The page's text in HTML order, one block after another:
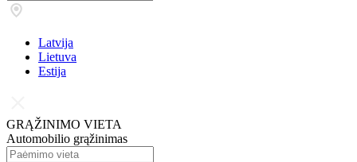
Latvija
Lietuva
Estija
GRĄŽINIMO VIETA
Automobilio grąžinimas